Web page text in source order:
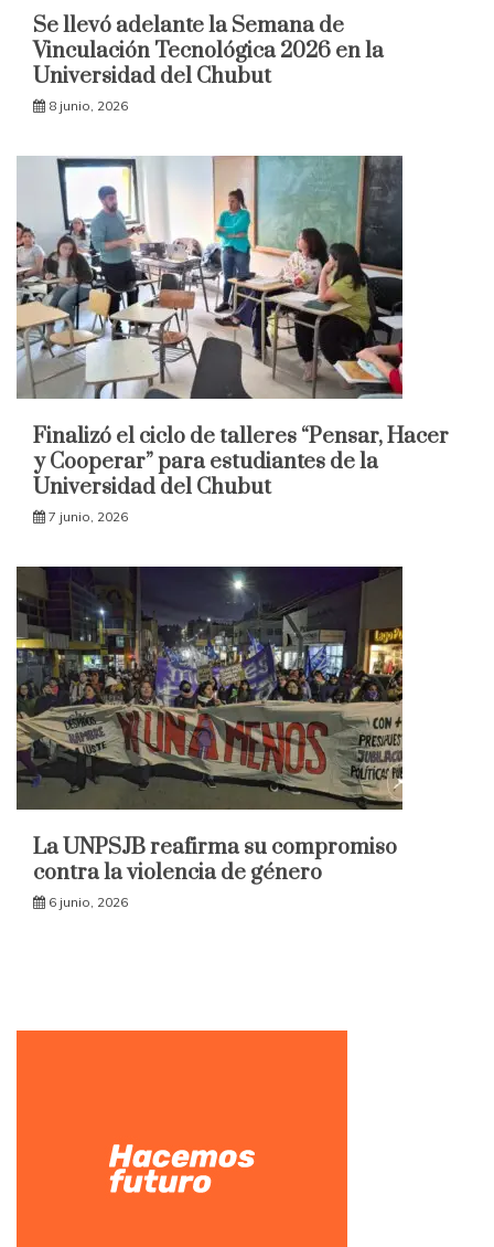
Se llevó adelante la Semana de
Vinculación Tecnológica 2026 en la
Universidad del Chubut
8 junio, 2026
Finalizó el ciclo de talleres “Pensar, Hacer
y Cooperar” para estudiantes de la
Universidad del Chubut
7 junio, 2026
La UNPSJB reafirma su compromiso
contra la violencia de género
6 junio, 2026